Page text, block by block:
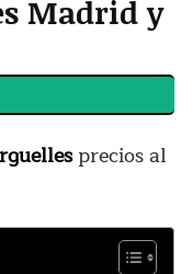
Madrid y
precios al